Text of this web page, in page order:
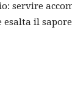
servire
esalta il